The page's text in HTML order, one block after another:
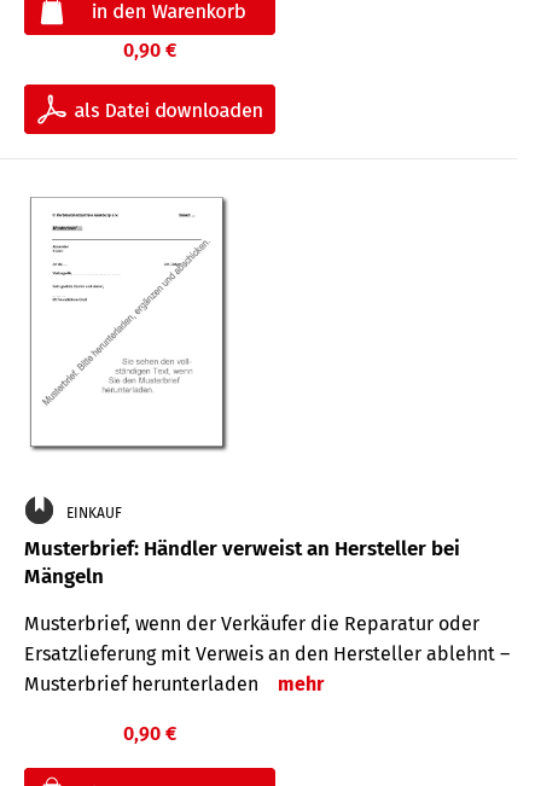
0,90 €
EINKAUF
Musterbrief: Händler verweist an Hersteller bei
Mängeln
Musterbrief, wenn der Verkäufer die Reparatur oder
Ersatzlieferung mit Verweis an den Hersteller ablehnt –
Musterbrief herunterladen
mehr
0,90 €